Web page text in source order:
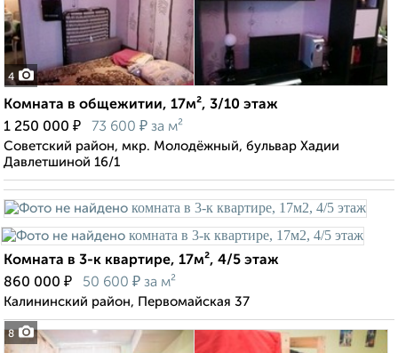
4
Комната в общежитии, 17м², 3/10 этаж
1 250 000 ₽ 73 600 ₽ за м²
Советский район, мкр. Молодёжный, бульвар Хадии
Давлетшиной 16/1
8
Комната в 3-к квартире, 17м², 4/5 этаж
860 000 ₽ 50 600 ₽ за м²
Калининский район, Первомайская 37